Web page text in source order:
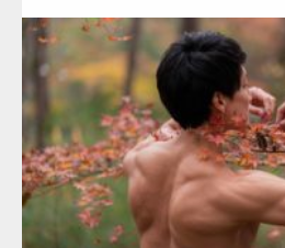
Update:
Category:紅葉とマッチョ2 kaichan
筋 背中 肩
ダウンロード